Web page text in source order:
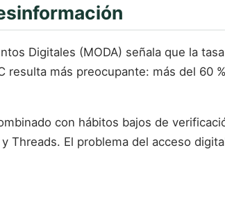
Digitales (MODA) señala que la
más preocupante: más del 60
con hábitos bajos de
Threads. El problema del acceso